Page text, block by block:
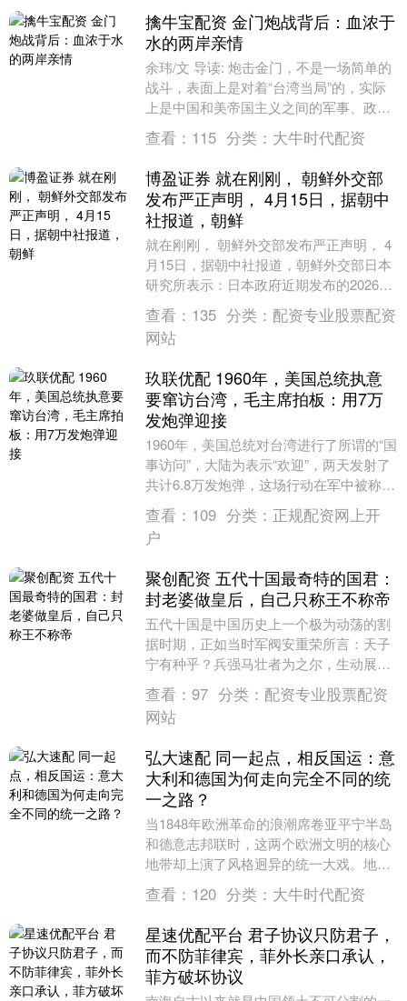
擒牛宝配资 金门炮战背后：血浓于
水的两岸亲情
余玮/文 导读: 炮击金门，不是一场简单的
战斗，表面上是对着“台湾当局”的，实际
上是中国和美帝国主义之间的军事、政
治、外交的一场新的较量，是对美帝国主
义奉行的霸....
查看： 115 分类： 大牛时代配资
博盈证券 就在刚刚， 朝鲜外交部
发布严正声明， 4月15日，据朝中
社报道，朝鲜
就在刚刚， 朝鲜外交部发布严正声明， 4
月15日，据朝中社报道，朝鲜外交部日本
研究所表示：日本政府近期发布的2026年
版《外交蓝皮书》充斥惯用的强盗逻辑、
荒谬绝....
查看： 135 分类： 配资专业股票配资
网站
玖联优配 1960年，美国总统执意
要窜访台湾，毛主席拍板：用7万
发炮弹迎接
1960年，美国总统对台湾进行了所谓的“国
事访问”，大陆为表示“欢迎”，两天发射了
共计6.8万发炮弹，这场行动在军中被称
为“万炮齐轰迎送瘟神”。 “瘟神”为什么....
查看： 109 分类： 正规配资网上开
户
聚创配资 五代十国最奇特的国君：
封老婆做皇后，自己只称王不称帝
五代十国是中国历史上一个极为动荡的割
据时期，正如当时军阀安重荣所言：天子
宁有种乎？兵强马壮者为之尔，生动展现
了那个有枪便是草头王的乱世景象。在这
个群雄并起的年代....
查看： 97 分类： 配资专业股票配资
网站
弘大速配 同一起点，相反国运：意
大利和德国为何走向完全不同的统
一之路？
当1848年欧洲革命的浪潮席卷亚平宁半岛
和德意志邦联时，这两个欧洲文明的核心
地带却上演了风格迥异的统一大戏。地中
海沿岸的意大利半岛沐浴在温暖的阳光
下，而中欧的德....
查看： 120 分类： 大牛时代配资
星速优配平台 君子协议只防君子，
而不防菲律宾，菲外长亲口承认，
菲方破坏协议